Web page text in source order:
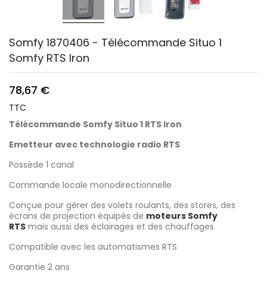
Somfy 1870406 - Télécommande Situo 1
Somfy RTS Iron
78,67 €
TTC
Télécommande Somfy Situo 1 RTS Iron
Emetteur avec technologie radio RTS
Possède 1 canal
Commande locale monodirectionnelle
Conçue pour gérer des volets roulants, des stores, des
écrans de projection équipés de moteurs Somfy
RTS mais aussi des éclairages et des chauffages
Compatible avec les automatismes RTS
Garantie 2 ans